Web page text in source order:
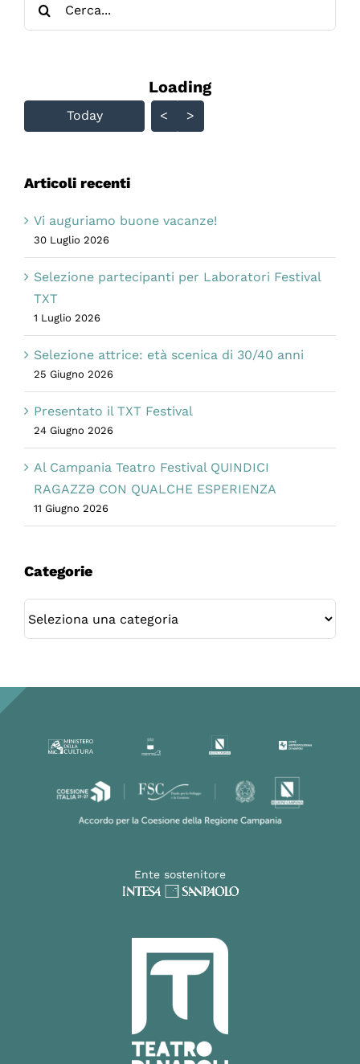
Skip Calendar
Loading - current view is
Loading
Today < >
Articoli recenti
Vi auguriamo buone vacanze!
30 Luglio 2026
Selezione partecipanti per Laboratori Festival
TXT
1 Luglio 2026
Selezione attrice: età scenica di 30/40 anni
25 Giugno 2026
Presentato il TXT Festival
24 Giugno 2026
Al Campania Teatro Festival QUINDICI
RAGAZZƏ CON QUALCHE ESPERIENZA
11 Giugno 2026
Categorie
Ente sostenitore